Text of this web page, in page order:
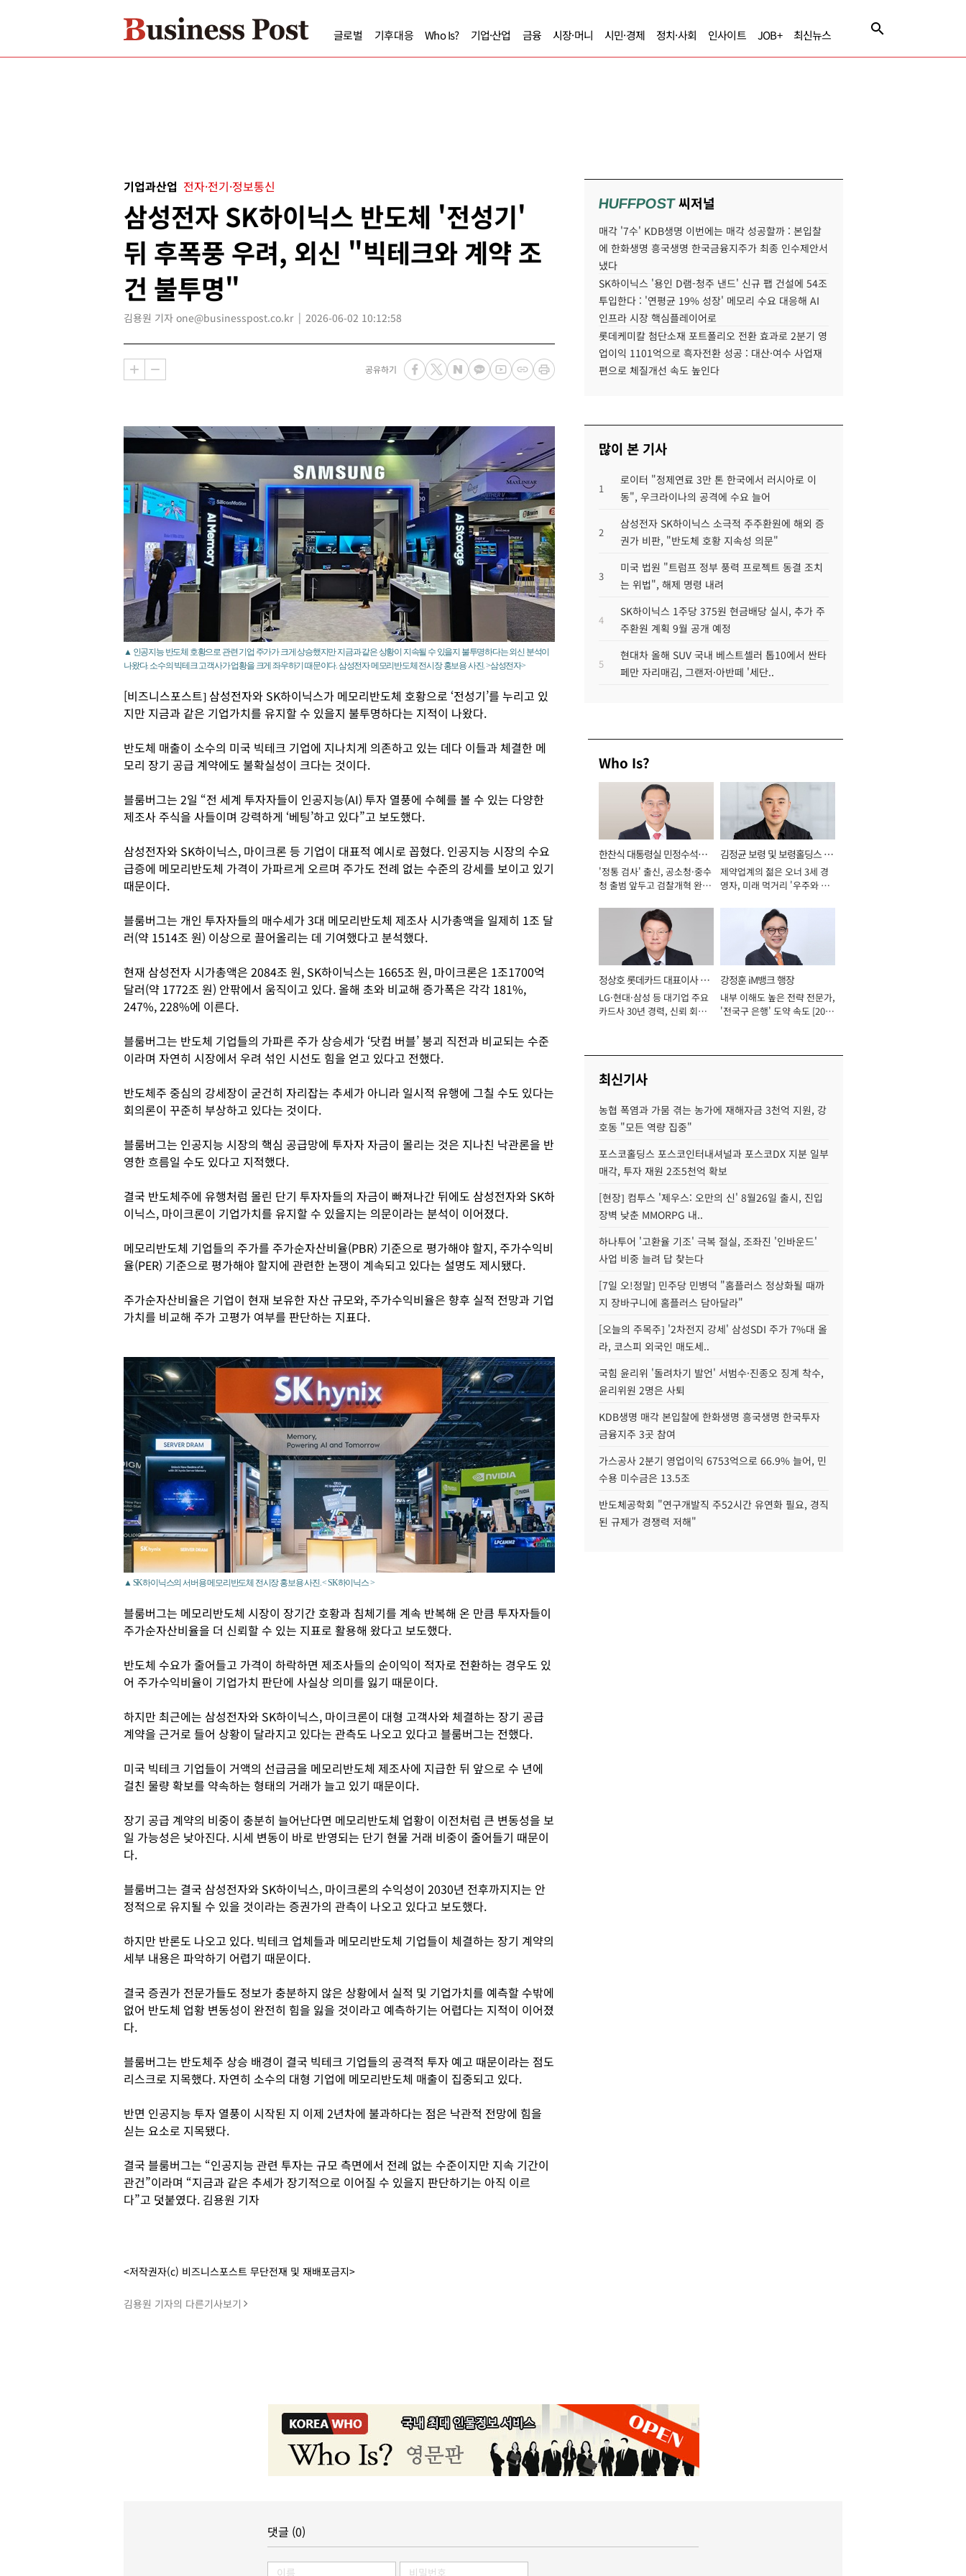
글로벌 기후대응 Who Is? 기업·산업 금융 시장·머니 시민·경제 정치·사회 인사이트 JOB+ 최신뉴스
기업과산업 전자·전기·정보통신
삼성전자 SK하이닉스 반도체 '전성기'
뒤 후폭풍 우려, 외신 "빅테크와 계약 조
건 불투명"
김용원 기자 one@businesspost.co.kr 2026-06-02 10:12:58
공유하기
▲ 인공지능 반도체 호황으로 관련 기업 주가가 크게 상승했지만 지금과 같은 상황이 지속될 수 있을지 불투명하다는 외신 분석이
나왔다. 소수의 빅테크 고객사가 업황을 크게 좌우하기 때문이다. 삼성전자 메모리반도체 전시장 홍보용 사진. >삼성전자>
[비즈니스포스트] 삼성전자와 SK하이닉스가 메모리반도체 호황으로 ‘전성기’를 누리고 있
지만 지금과 같은 기업가치를 유지할 수 있을지 불투명하다는 지적이 나왔다.
반도체 매출이 소수의 미국 빅테크 기업에 지나치게 의존하고 있는 데다 이들과 체결한 메
모리 장기 공급 계약에도 불확실성이 크다는 것이다.
블룸버그는 2일 “전 세계 투자자들이 인공지능(AI) 투자 열풍에 수혜를 볼 수 있는 다양한
제조사 주식을 사들이며 강력하게 ‘베팅’하고 있다”고 보도했다.
삼성전자와 SK하이닉스, 마이크론 등 기업이 대표적 예시로 꼽혔다. 인공지능 시장의 수요
급증에 메모리반도체 가격이 가파르게 오르며 주가도 전례 없는 수준의 강세를 보이고 있기
때문이다.
블룸버그는 개인 투자자들의 매수세가 3대 메모리반도체 제조사 시가총액을 일제히 1조 달
러(약 1514조 원) 이상으로 끌어올리는 데 기여했다고 분석했다.
현재 삼성전자 시가총액은 2084조 원, SK하이닉스는 1665조 원, 마이크론은 1조1700억
달러(약 1772조 원) 안팎에서 움직이고 있다. 올해 초와 비교해 증가폭은 각각 181%,
247%, 228%에 이른다.
블룸버그는 반도체 기업들의 가파른 주가 상승세가 ‘닷컴 버블’ 붕괴 직전과 비교되는 수준
이라며 자연히 시장에서 우려 섞인 시선도 힘을 얻고 있다고 전했다.
반도체주 중심의 강세장이 굳건히 자리잡는 추세가 아니라 일시적 유행에 그칠 수도 있다는
회의론이 꾸준히 부상하고 있다는 것이다.
블룸버그는 인공지능 시장의 핵심 공급망에 투자자 자금이 몰리는 것은 지나친 낙관론을 반
영한 흐름일 수도 있다고 지적했다.
결국 반도체주에 유행처럼 몰린 단기 투자자들의 자금이 빠져나간 뒤에도 삼성전자와 SK하
이닉스, 마이크론이 기업가치를 유지할 수 있을지는 의문이라는 분석이 이어졌다.
메모리반도체 기업들의 주가를 주가순자산비율(PBR) 기준으로 평가해야 할지, 주가수익비
율(PER) 기준으로 평가해야 할지에 관련한 논쟁이 계속되고 있다는 설명도 제시됐다.
주가순자산비율은 기업이 현재 보유한 자산 규모와, 주가수익비율은 향후 실적 전망과 기업
가치를 비교해 주가 고평가 여부를 판단하는 지표다.
▲ SK하이닉스의 서버용 메모리반도체 전시장 홍보용 사진. < SK하이닉스 >
블룸버그는 메모리반도체 시장이 장기간 호황과 침체기를 계속 반복해 온 만큼 투자자들이
주가순자산비율을 더 신뢰할 수 있는 지표로 활용해 왔다고 보도했다.
반도체 수요가 줄어들고 가격이 하락하면 제조사들의 순이익이 적자로 전환하는 경우도 있
어 주가수익비율이 기업가치 판단에 사실상 의미를 잃기 때문이다.
하지만 최근에는 삼성전자와 SK하이닉스, 마이크론이 대형 고객사와 체결하는 장기 공급
계약을 근거로 들어 상황이 달라지고 있다는 관측도 나오고 있다고 블룸버그는 전했다.
미국 빅테크 기업들이 거액의 선급금을 메모리반도체 제조사에 지급한 뒤 앞으로 수 년에
걸친 물량 확보를 약속하는 형태의 거래가 늘고 있기 때문이다.
장기 공급 계약의 비중이 충분히 늘어난다면 메모리반도체 업황이 이전처럼 큰 변동성을 보
일 가능성은 낮아진다. 시세 변동이 바로 반영되는 단기 현물 거래 비중이 줄어들기 때문이
다.
블룸버그는 결국 삼성전자와 SK하이닉스, 마이크론의 수익성이 2030년 전후까지지는 안
정적으로 유지될 수 있을 것이라는 증권가의 관측이 나오고 있다고 보도했다.
하지만 반론도 나오고 있다. 빅테크 업체들과 메모리반도체 기업들이 체결하는 장기 계약의
세부 내용은 파악하기 어렵기 때문이다.
결국 증권가 전문가들도 정보가 충분하지 않은 상황에서 실적 및 기업가치를 예측할 수밖에
없어 반도체 업황 변동성이 완전히 힘을 잃을 것이라고 예측하기는 어렵다는 지적이 이어졌
다.
블룸버그는 반도체주 상승 배경이 결국 빅테크 기업들의 공격적 투자 예고 때문이라는 점도
리스크로 지목했다. 자연히 소수의 대형 기업에 메모리반도체 매출이 집중되고 있다.
반면 인공지능 투자 열풍이 시작된 지 이제 2년차에 불과하다는 점은 낙관적 전망에 힘을
싣는 요소로 지목됐다.
결국 블룸버그는 “인공지능 관련 투자는 규모 측면에서 전례 없는 수준이지만 지속 기간이
관건”이라며 “지금과 같은 추세가 장기적으로 이어질 수 있을지 판단하기는 아직 이르
다”고 덧붙였다. 김용원 기자
<저작권자(c) 비즈니스포스트 무단전재 및 재배포금지>
김용원 기자의 다른기사보기
HUFFPOST씨저널
매각 '7수' KDB생명 이번에는 매각 성공할까 : 본입찰
에 한화생명 흥국생명 한국금융지주가 최종 인수제안서
냈다
SK하이닉스 '용인 D램-청주 낸드' 신규 팹 건설에 54조
투입한다 : '연평균 19% 성장' 메모리 수요 대응해 AI
인프라 시장 핵심플레이어로
롯데케미칼 첨단소재 포트폴리오 전환 효과로 2분기 영
업이익 1101억으로 흑자전환 성공 : 대산·여수 사업재
편으로 체질개선 속도 높인다
많이 본 기사
1
로이터 "정제연료 3만 톤 한국에서 러시아로 이
동", 우크라이나의 공격에 수요 늘어
2
삼성전자 SK하이닉스 소극적 주주환원에 해외 증
권가 비판, "반도체 호황 지속성 의문"
3
미국 법원 "트럼프 정부 풍력 프로젝트 동결 조치
는 위법", 해제 명령 내려
4
SK하이닉스 1주당 375원 현금배당 실시, 추가 주
주환원 계획 9월 공개 예정
5
현대차 올해 SUV 국내 베스트셀러 톱10에서 싼타
페만 자리매김, 그랜저·아반떼 '세단..
Who Is?
한찬식 대통령실 민정수석비
서관
'정통 검사' 출신, 공소청·중수
청 출범 앞두고 검찰개혁 완수
김정균 보령 및 보령홀딩스 대
표이사 사장
제약업계의 젊은 오너 3세 경
영자, 미래 먹거리 '우주와 헬
정상호 롯데카드 대표이사 사
장
LG·현대·삼성 등 대기업 주요
카드사 30년 경력, 신뢰 회복
강정훈 iM뱅크 행장
내부 이해도 높은 전략 전문가,
'전국구 은행' 도약 속도 [2026
최신기사
농협 폭염과 가뭄 겪는 농가에 재해자금 3천억 지원, 강
호동 "모든 역량 집중"
포스코홀딩스 포스코인터내셔널과 포스코DX 지분 일부
매각, 투자 재원 2조5천억 확보
[현장] 컴투스 '제우스: 오만의 신' 8월26일 출시, 진입
장벽 낮춘 MMORPG 내..
하나투어 '고환율 기조' 극복 절실, 조좌진 '인바운드'
사업 비중 늘려 답 찾는다
[7일 오!정말] 민주당 민병덕 "홈플러스 정상화될 때까
지 장바구니에 홈플러스 담아달라"
[오늘의 주목주] '2차전지 강세' 삼성SDI 주가 7%대 올
라, 코스피 외국인 매도세..
국힘 윤리위 '돌려차기 발언' 서범수·진종오 징계 착수,
윤리위원 2명은 사퇴
KDB생명 매각 본입찰에 한화생명 흥국생명 한국투자
금융지주 3곳 참여
가스공사 2분기 영업이익 6753억으로 66.9% 늘어, 민
수용 미수금은 13.5조
반도체공학회 "연구개발직 주52시간 유연화 필요, 경직
된 규제가 경쟁력 저해"
댓글 (0)